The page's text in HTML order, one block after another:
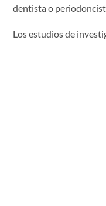
dentista o
Los estudios de